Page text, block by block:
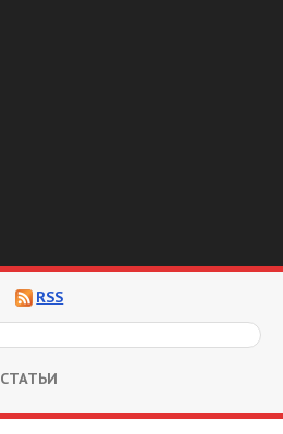
RSS
СТАТЬИ